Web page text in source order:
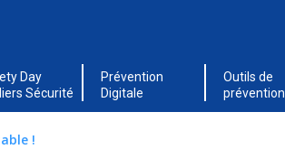
Day
Sécurité
Prévention
Digitale
Outils de
prévention
!